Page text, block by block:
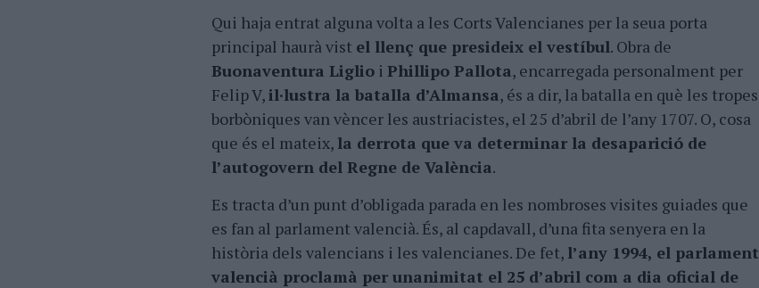
Qui haja entrat alguna volta a les Corts Valencianes per la seua porta
principal haurà vist el llenç que presideix el vestíbul. Obra de
Buonaventura Liglio i Phillipo Pallota, encarregada personalment per
Felip V,il·lustra la batalla d’Almansa, és a dir, la batalla en què les tropes
borbòniques van vèncer les austriacistes, el 25 d’abril de l’any 1707. O, cosa
que és el mateix, la derrota que va determinar la desaparició de
l’autogovern del Regne de València.
Es tracta d’un punt d’obligada parada en les nombroses visites guiades que
es fan al parlament valencià. És, al capdavall, d’una fita senyera en la
història dels valencians i les valencianes. De fet, l’any 1994, el parlament
valencià proclamà per unanimitat el 25 d’abril com a dia oficial de